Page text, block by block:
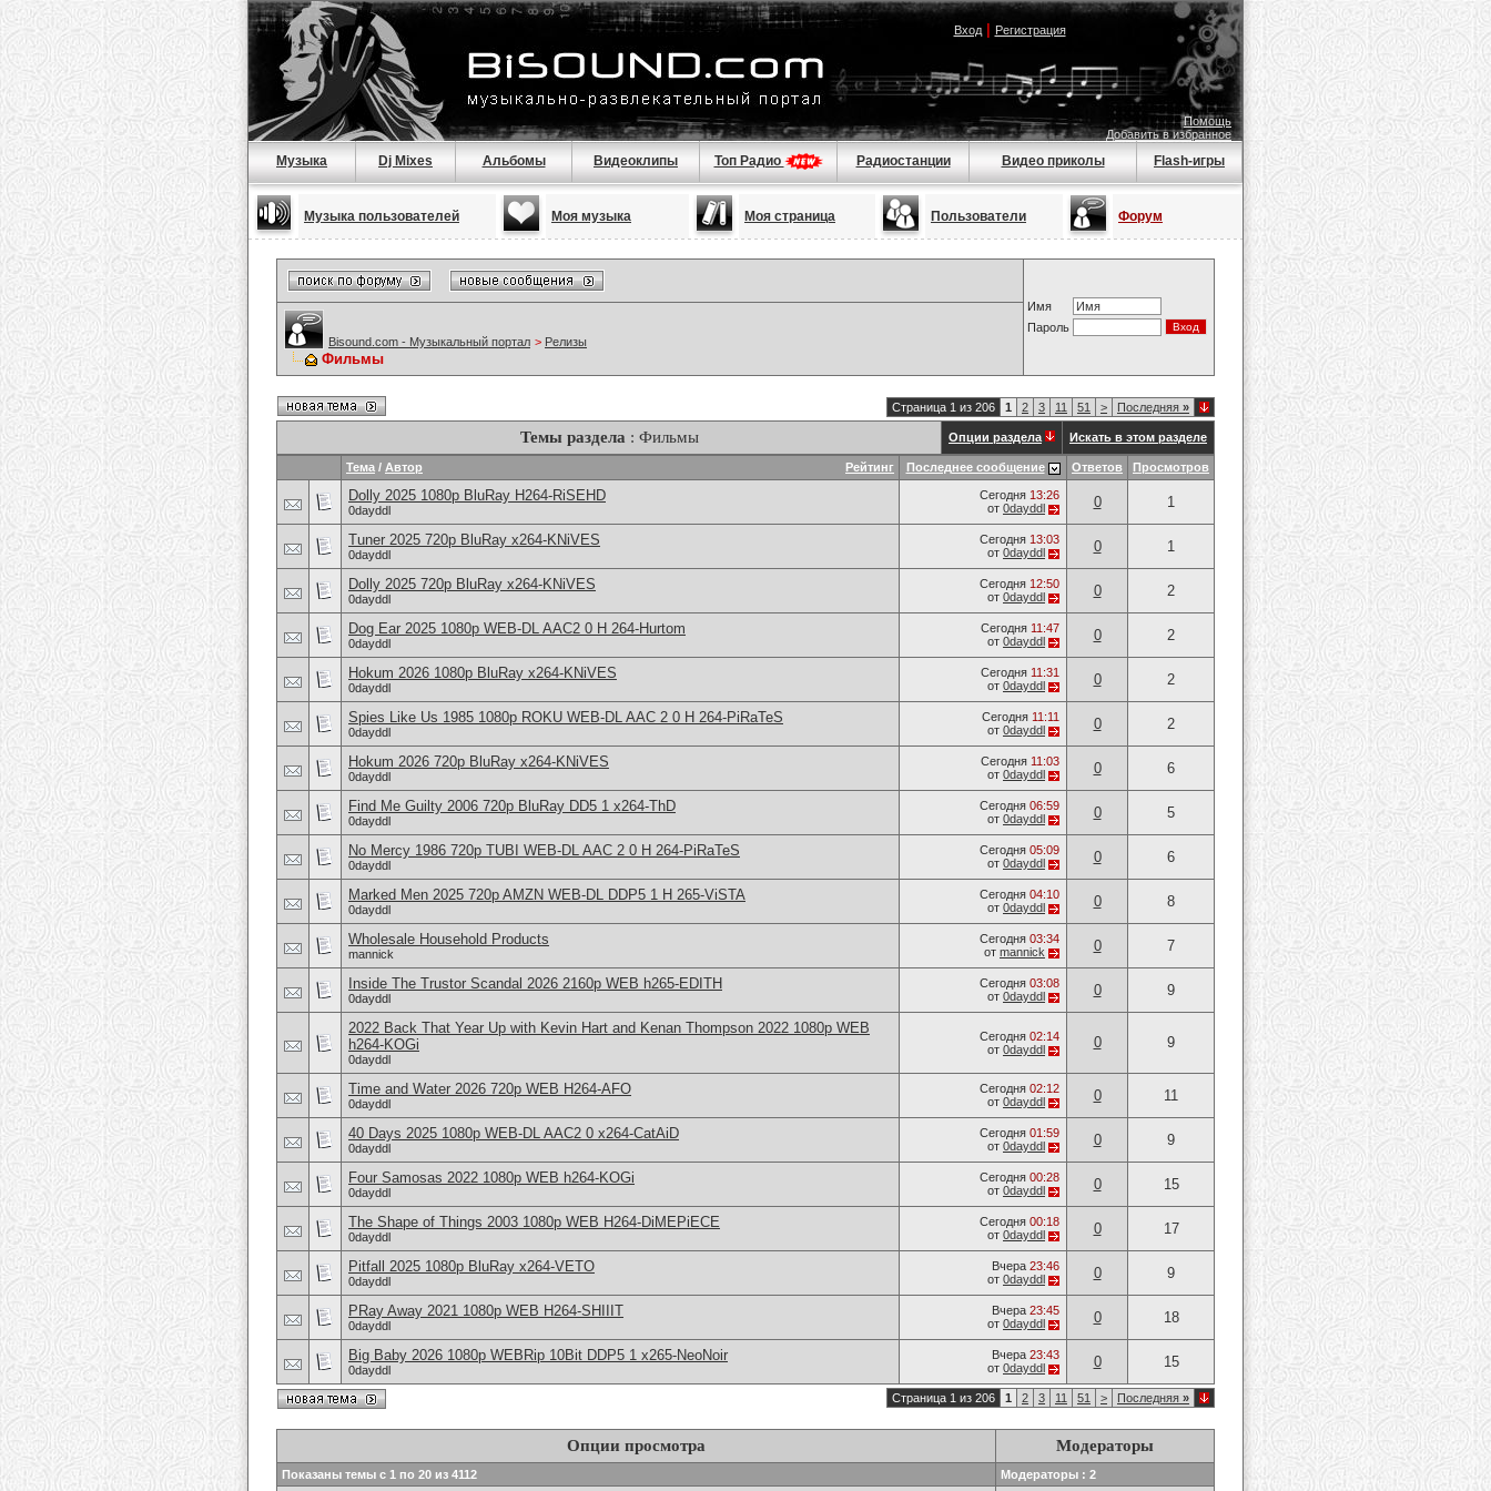
Вход| Регистрация
Помощь
Добавить в избранное
Музыка Dj Mixes Альбомы Видеоклипы Топ Радио Радиостанции Видео приколы Flash-игры
Музыка пользователей Моя музыка Моя страница Пользователи Форум
Имя
Пароль
Bisound.com - Музыкальный портал > Релизы
Фильмы
Страница 1 из 206 1 2 3 11 51 > Последняя »
Темы раздела : Фильмы Опции раздела Искать в этом разделе
Рейтинг
Тема / Автор Последнее сообщение Ответов Просмотров
Dolly 2025 1080p BluRay H264-RiSEHD
0dayddl
Сегодня 13:26
от 0dayddl 0 1
Tuner 2025 720p BluRay x264-KNiVES
0dayddl
Сегодня 13:03
от 0dayddl 0 1
Dolly 2025 720p BluRay x264-KNiVES
0dayddl
Сегодня 12:50
от 0dayddl 0 2
Dog Ear 2025 1080p WEB-DL AAC2 0 H 264-Hurtom
0dayddl
Сегодня 11:47
от 0dayddl 0 2
Hokum 2026 1080p BluRay x264-KNiVES
0dayddl
Сегодня 11:31
от 0dayddl 0 2
Spies Like Us 1985 1080p ROKU WEB-DL AAC 2 0 H 264-PiRaTeS
0dayddl
Сегодня 11:11
от 0dayddl 0 2
Hokum 2026 720p BluRay x264-KNiVES
0dayddl
Сегодня 11:03
от 0dayddl 0 6
Find Me Guilty 2006 720p BluRay DD5 1 x264-ThD
0dayddl
Сегодня 06:59
от 0dayddl 0 5
No Mercy 1986 720p TUBI WEB-DL AAC 2 0 H 264-PiRaTeS
0dayddl
Сегодня 05:09
от 0dayddl 0 6
Marked Men 2025 720p AMZN WEB-DL DDP5 1 H 265-ViSTA
0dayddl
Сегодня 04:10
от 0dayddl 0 8
Wholesale Household Products
mannick
Сегодня 03:34
от mannick 0 7
Inside The Trustor Scandal 2026 2160p WEB h265-EDITH
0dayddl
Сегодня 03:08
от 0dayddl 0 9
2022 Back That Year Up with Kevin Hart and Kenan Thompson 2022 1080p WEB
h264-KOGi
0dayddl
Сегодня 02:14
от 0dayddl 0 9
Time and Water 2026 720p WEB H264-AFO
0dayddl
Сегодня 02:12
от 0dayddl 0 11
40 Days 2025 1080p WEB-DL AAC2 0 x264-CatAiD
0dayddl
Сегодня 01:59
от 0dayddl 0 9
Four Samosas 2022 1080p WEB h264-KOGi
0dayddl
Сегодня 00:28
от 0dayddl 0 15
The Shape of Things 2003 1080p WEB H264-DiMEPiECE
0dayddl
Сегодня 00:18
от 0dayddl 0 17
Pitfall 2025 1080p BluRay x264-VETO
0dayddl
Вчера 23:46
от 0dayddl 0 9
PRay Away 2021 1080p WEB H264-SHIIIT
0dayddl
Вчера 23:45
от 0dayddl 0 18
Big Baby 2026 1080p WEBRip 10Bit DDP5 1 x265-NeoNoir
0dayddl
Вчера 23:43
от 0dayddl 0 15
Страница 1 из 206 1 2 3 11 51 > Последняя »
Опции просмотра Модераторы
Показаны темы с 1 по 20 из 4112 Модераторы : 2